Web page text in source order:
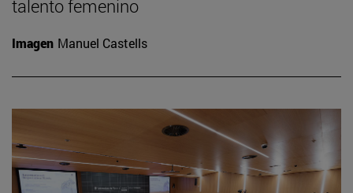
talento femenino
Imagen Manuel Castells